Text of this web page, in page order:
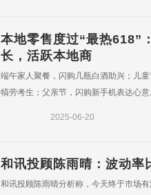
本地零售度过“最热618”
长，活跃本地商
端午家人聚餐，闪购几瓶白酒助兴；儿
犒劳考生；父亲节，闪购新手机表达心意
2025-06-20
和讯投顾陈雨晴：波动
和讯投顾陈雨晴分析称，今天终于市场